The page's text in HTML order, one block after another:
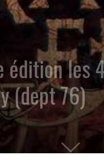
édition
(dept 76)